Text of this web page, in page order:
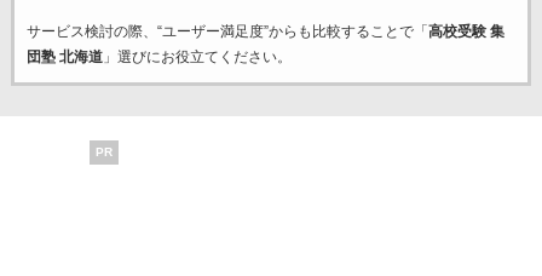
サービス検討の際、“ユーザー満足度”からも比較することで「 高校受験 集
団塾 北海道」選びにお役立てください。
PR